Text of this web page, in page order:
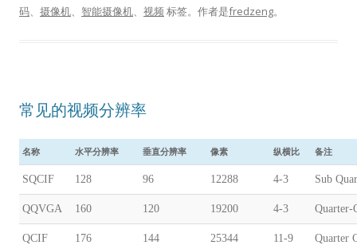
码、 摄像机、 智能摄像机、 视频标签。 作者是fredzeng。
常见的视频分辨率
名称 水平分辨率 垂直分辨率 像素 纵横比 备注
SQCIF 128 96 12288 4-3 Sub
QQVGA 160 120 19200 4-3 Quarter-
QCIF 176 144 25344 11-9 Quarter